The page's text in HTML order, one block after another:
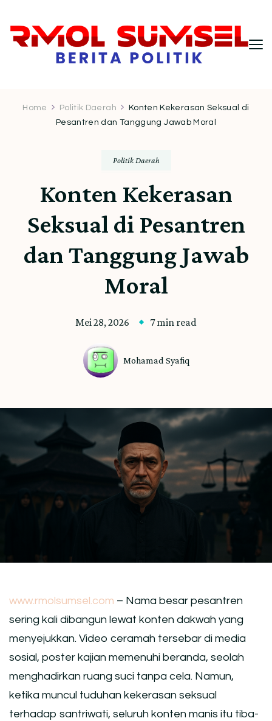
Indonesia untuk Pembaca Kritis
Home Politik Daerah
Konten Kekerasan Seksual di
Pesantren dan Tanggung Jawab Moral
Politik Daerah
Konten Kekerasan
Seksual di Pesantren
dan Tanggung Jawab
Moral
Mei 28, 2026 7 min read
Mohamad Syafiq
www.rmolsumsel.com – Nama besar pesantren
sering kali dibangun lewat konten dakwah yang
menyejukkan. Video ceramah tersebar di media
sosial, poster kajian memenuhi beranda, seolah
menghadirkan ruang suci tanpa cela. Namun,
ketika muncul tuduhan kekerasan seksual
terhadap santriwati, seluruh konten manis itu tiba-